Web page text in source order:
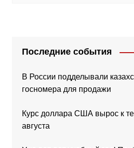
Последние события
В России подделывали
госномера для продажи
Курс доллара США вырос к
августа